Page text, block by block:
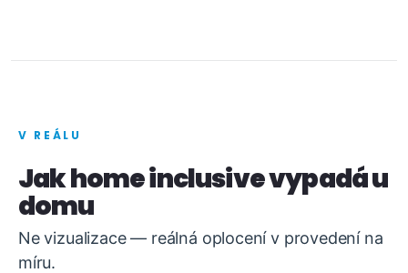
V REÁLU
Jak home inclusive vypadá u
domu
Ne vizualizace — reálná oplocení v provedení na
míru.